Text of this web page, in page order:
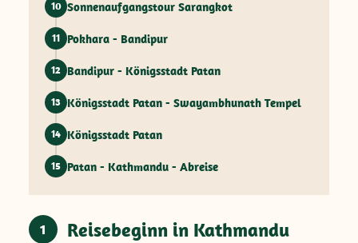
10 Sonnenaufgangstour Sarangkot
11 Pokhara - Bandipur
12 Bandipur - Königsstadt Patan
13 Königsstadt Patan - Swayambhunath Tempel
14 Königsstadt Patan
15 Patan - Kathmandu - Abreise
1 Reisebeginn in Kathmandu